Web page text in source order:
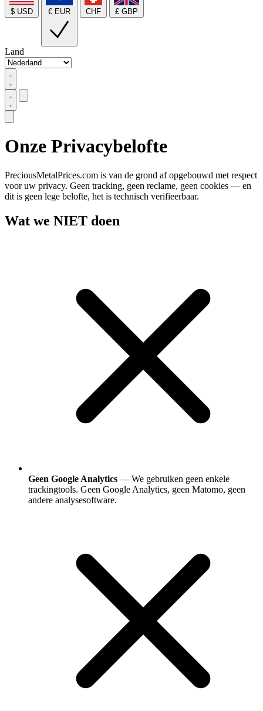
$ USD € EUR CHF £ GBP
Land
Onze Privacybelofte
PreciousMetalPrices.com is van de grond af opgebouwd met respect
voor uw privacy. Geen tracking, geen reclame, geen cookies — en
dit is geen lege belofte, het is technisch verifieerbaar.
Wat we NIET doen
Geen Google Analytics — We gebruiken geen enkele
trackingtools. Geen Google Analytics, geen Matomo, geen
andere analysesoftware.